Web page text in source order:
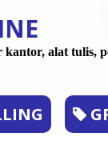
kantor, alat tulis,